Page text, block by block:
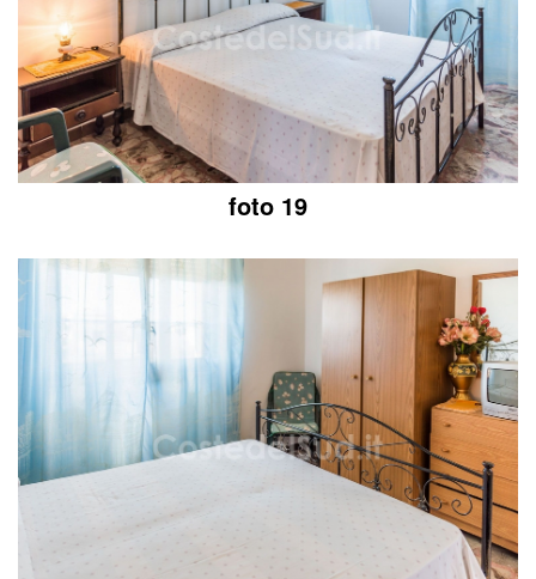
foto 19